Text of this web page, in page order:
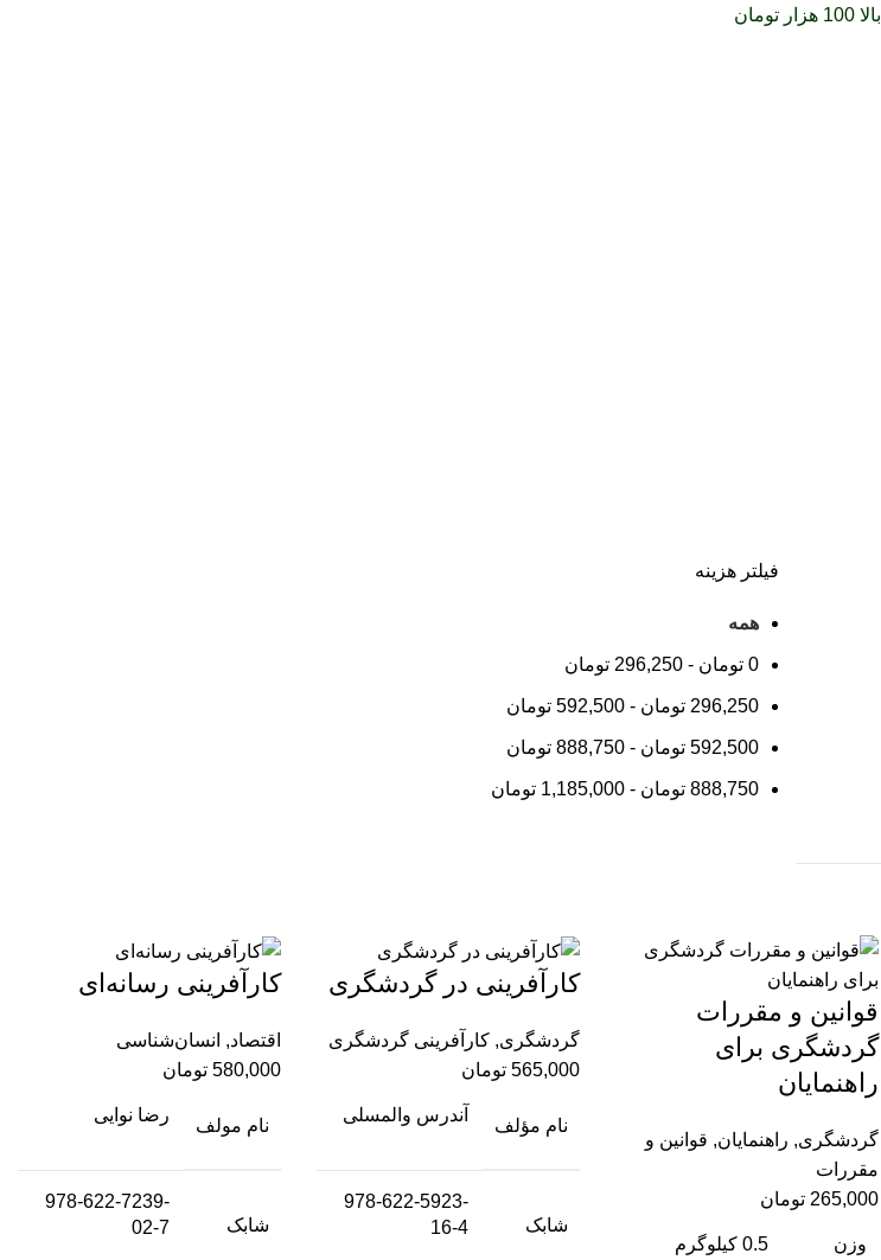
بالا 100 هزار تومان
فیلتر هزینه
همه
0 تومان -
296,250 تومان
296,250 تومان -
592,500 تومان
592,500 تومان -
888,750 تومان
888,750 تومان -
1,185,000 تومان
قوانین و مقررات
گردشگری برای
راهنمایان
گردشگری, راهنمایان, قوانین و
مقررات
265,000 تومان
وزن 0.5 کیلوگرم
کارآفرینی در گردشگری
گردشگری, کارآفرینی گردشگری
565,000 تومان
نام مؤلف
آندرس والمسلی
شابک
978-622-5923-
16-4
کارآفرینی رسانه‌ای
اقتصاد, انسان‌شناسی
580,000 تومان
نام مولف
رضا نوایی
شابک
978-622-7239-
02-7